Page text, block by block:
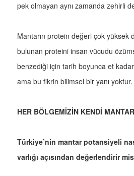
pek olmayan aynı zamanda zehirli
Mantarın protein değeri çok yüksek
bulunan proteini insan vücudu
benzediği için tarih boyunca et
ama bu fikrin bilimsel bir yanı yoktur.
HER BÖLGEMİZİN KENDİ
Türkiye’nin mantar potansiyeli
varlığı açısından değerlendirir